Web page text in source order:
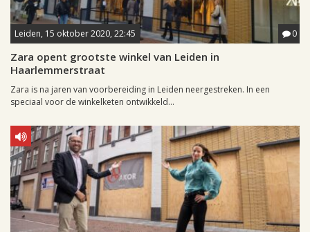
Leiden, 15 oktober 2020, 22:45 0
Zara opent grootste winkel van Leiden in
Haarlemmerstraat
Zara is na jaren van voorbereiding in Leiden neergestreken. In een
speciaal voor de winkelketen ontwikkeld...